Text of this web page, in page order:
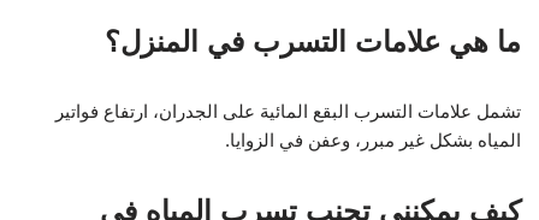
ما هي علامات التسرب في المنزل؟
تشمل علامات التسرب البقع المائية على الجدران، ارتفاع فواتير
المياه بشكل غير مبرر، وعفن في الزوايا.
كيف يمكنني تجنب تسرب المياه في